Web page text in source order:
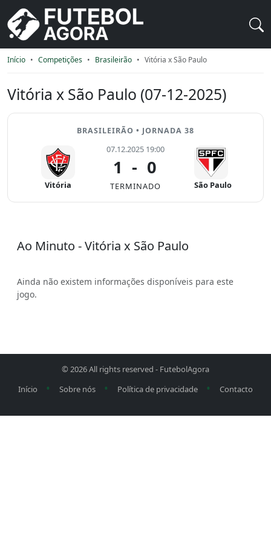
Início Competições Brasileirão Vitória x São Paulo
Vitória x São Paulo (07-12-2025)
BRASILEIRÃO • JORNADA 38
Vitória
07.12.2025 19:00
1 - 0
TERMINADO São Paulo
Ao Minuto - Vitória x São Paulo
Ainda não existem informações disponíveis para este
jogo.
© 2026 All rights reserved - FutebolAgora
Início
• Sobre nós • Política de privacidade • Contacto